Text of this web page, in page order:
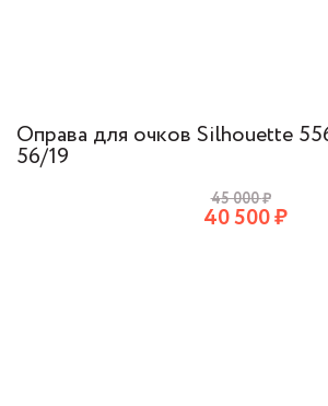
Оправа для очков Silhouette
56/19
45 000₽
40 500₽